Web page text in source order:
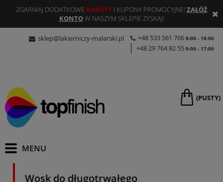
ZGARNIAJ DODATKOWE RABATYI KUPONY PROMOCYJNE! ZAŁÓŻ
KONTOW NASZYM SKLEPIE ZYSKAJ!
sklep@lakierniczy-malarski.pl +48 533 561 766 8:00 - 18:00
+48 29 764 82 55 9:00 - 17:00
(PUSTY)
Wosk do długotrwałego